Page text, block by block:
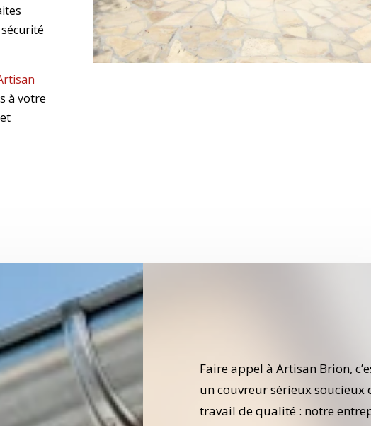
à votre
Faire appel à Artisan Brion,
un couvreur sérieux soucieux
travail de qualité : notre